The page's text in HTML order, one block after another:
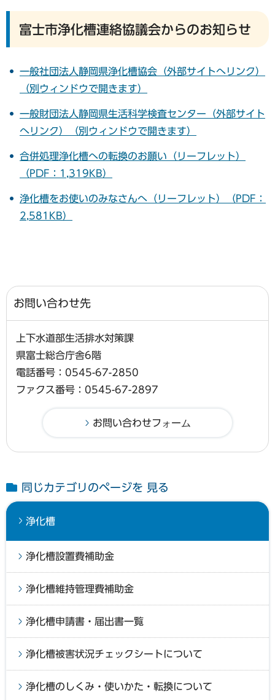
富士市浄化槽連絡協議会からのお知らせ
一般社団法人静岡県浄化槽協会（外部サイトへリンク）
（別ウィンドウで開きます）
一般財団法人静岡県生活科学検査センター（外部サイト
へリンク）（別ウィンドウで開きます）
合併処理浄化槽への転換のお願い（リーフレット）
（PDF：1,319KB）
浄化槽をお使いのみなさんへ（リーフレット）（PDF：
2,581KB）
お問い合わせ先
上下水道部生活排水対策課
県富士総合庁舎6階
電話番号：0545-67-2850
ファクス番号：0545-67-2897
同じカテゴリのページを 見る
浄化槽
浄化槽設置費補助金
浄化槽維持管理費補助金
浄化槽申請書・届出書一覧
浄化槽被害状況チェックシートについて
浄化槽のしくみ・使いかた・転換について